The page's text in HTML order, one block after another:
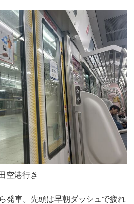
空港行き
発車。先頭は早朝ダッシュで疲れ